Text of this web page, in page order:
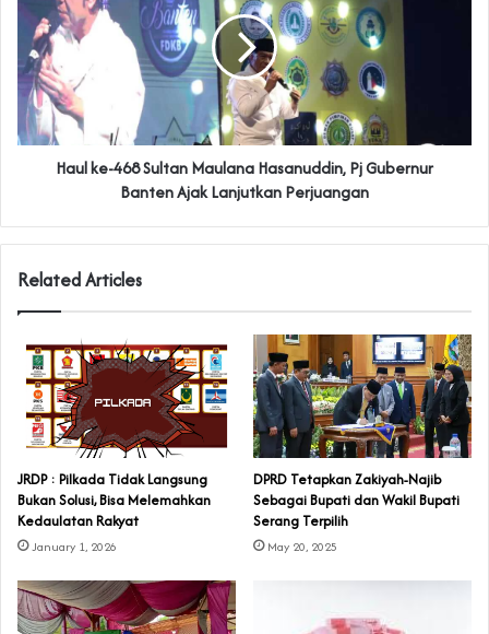
Haul ke-468 Sultan Maulana Hasanuddin, Pj Gubernur
Banten Ajak Lanjutkan Perjuangan
Related Articles
JRDP : Pilkada Tidak Langsung
Bukan Solusi, Bisa Melemahkan
Kedaulatan Rakyat
January 1, 2026
DPRD Tetapkan Zakiyah-Najib
Sebagai Bupati dan Wakil Bupati
Serang Terpilih
May 20, 2025